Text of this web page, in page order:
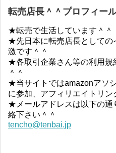
転売店長＾＾プロフィー
★転売で生活しています＾＾
★先日本に転売店長としての
激です＾＾
★各取引企業さん等の利用規
＾＾
★当サイトではamazonアソ
に参加、アフィリエイトリン
★メールアドレスは以下の通
絡下さい＾＾
tencho@tenbai.jp